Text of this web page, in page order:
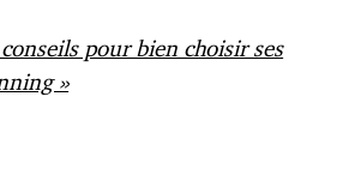
pour bien choisir ses
»